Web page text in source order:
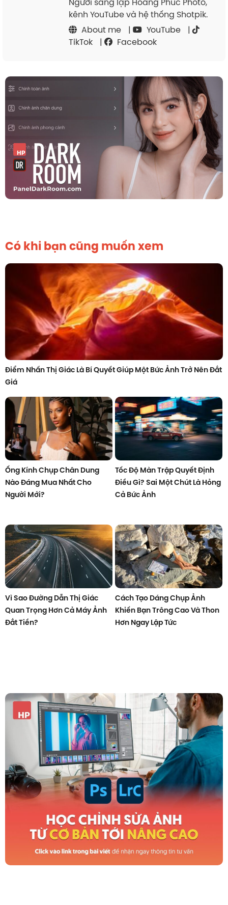
kênh YouTube và hệ thống Shotpik.
About me
| YouTube
|
TikTok
| Facebook
Có khi bạn cũng muốn xem
Điểm Nhấn Thị Giác Là Bí Quyết Giúp Một Bức Ảnh Trở Nên Đắt
Giá
Ống Kính Chụp Chân Dung
Nào Đáng Mua Nhất Cho
Người Mới?
Tốc Độ Màn Trập Quyết Định
Điều Gì? Sai Một Chút Là Hỏng
Cả Bức Ảnh
Vì Sao Đường Dẫn Thị Giác
Quan Trọng Hơn Cả Máy Ảnh
Đắt Tiền?
Cách Tạo Dáng Chụp Ảnh
Khiến Bạn Trông Cao Và Thon
Hơn Ngay Lập Tức